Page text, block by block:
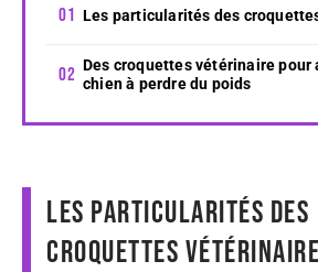
Les particularités des
Des croquettes vétérinaire pour
chien à perdre du poids
Les particularités des
croquettes vétérinaire